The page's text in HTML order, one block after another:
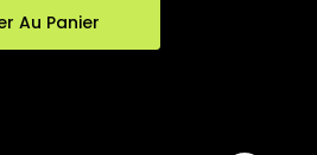
Au Panier